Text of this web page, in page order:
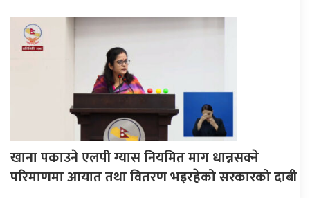
खाना पकाउने एलपी ग्यास नियमित माग धान्नसक्ने
परिमाणमा आयात तथा वितरण भइरहेको सरकारको दाबी